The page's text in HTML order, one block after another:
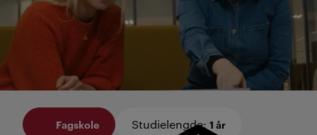
Fagskole Studielengde: 1 år